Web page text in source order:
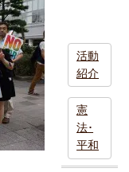
活動
紹介
憲
法･
平和